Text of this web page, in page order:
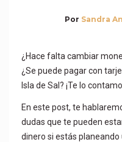
Por Sandra
¿Hace falta cambiar
¿Se puede pagar con
Isla de Sal? ¡Te lo
En este post, te
dudas que te pueden
dinero si estás planeando